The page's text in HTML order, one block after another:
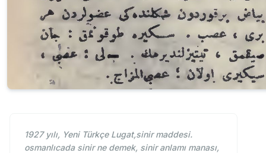
1927 yılı, Yeni Türkçe Lugat,sinir maddesi.
osmanlıcada sinir ne demek, sinir anlamı manası,